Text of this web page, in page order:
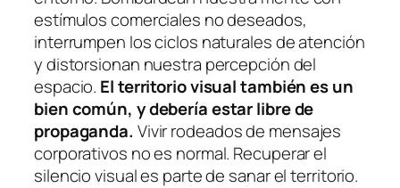
estímulos comerciales no deseados,
interrumpen los ciclos naturales de atención
y distorsionan nuestra percepción del
espacio. El territorio visual también es un
bien común, y debería estar libre de
propaganda. Vivir rodeados de mensajes
corporativos no es normal. Recuperar el
silencio visual es parte de sanar el territorio.